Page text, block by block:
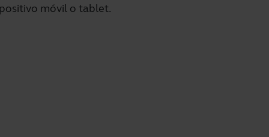
móvil o tablet.